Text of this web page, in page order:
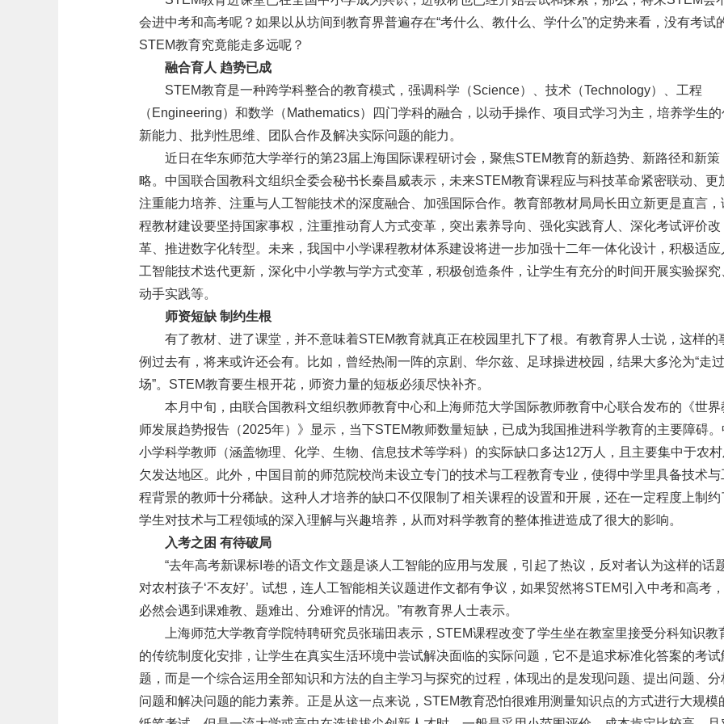
会进中考和高考呢？如果以从坊间到教育界普遍存在“考什么、教什么、学什么”的定势来看，没有考试
STEM教育究竟能走多远呢？
融合育人 趋势已成
STEM教育是一种跨学科整合的教育模式，强调科学（Science）、技术（Technology）、工程
（Engineering）和数学（Mathematics）四门学科的融合，以动手操作、项目式学习为主，培养学生的
新能力、批判性思维、团队合作及解决实际问题的能力。
近日在华东师范大学举行的第23届上海国际课程研讨会，聚焦STEM教育的新趋势、新路径和新策
略。中国联合国教科文组织全委会秘书长秦昌威表示，未来STEM教育课程应与科技革命紧密联动、更
注重能力培养、注重与人工智能技术的深度融合、加强国际合作。教育部教材局局长田立新更是直言，
程教材建设要坚持国家事权，注重推动育人方式变革，突出素养导向、强化实践育人、深化考试评价改
革、推进数字化转型。未来，我国中小学课程教材体系建设将进一步加强十二年一体化设计，积极适应
工智能技术迭代更新，深化中小学教与学方式变革，积极创造条件，让学生有充分的时间开展实验探究
动手实践等。
师资短缺 制约生根
有了教材、进了课堂，并不意味着STEM教育就真正在校园里扎下了根。有教育界人士说，这样的
例过去有，将来或许还会有。比如，曾经热闹一阵的京剧、华尔兹、足球操进校园，结果大多沦为“走过
场”。STEM教育要生根开花，师资力量的短板必须尽快补齐。
本月中旬，由联合国教科文组织教师教育中心和上海师范大学国际教师教育中心联合发布的《世界
师发展趋势报告（2025年）》显示，当下STEM教师数量短缺，已成为我国推进科学教育的主要障碍。
小学科学教师（涵盖物理、化学、生物、信息技术等学科）的实际缺口多达12万人，且主要集中于农
欠发达地区。此外，中国目前的师范院校尚未设立专门的技术与工程教育专业，使得中学里具备技术与
程背景的教师十分稀缺。这种人才培养的缺口不仅限制了相关课程的设置和开展，还在一定程度上制约
学生对技术与工程领域的深入理解与兴趣培养，从而对科学教育的整体推进造成了很大的影响。
入考之困 有待破局
“去年高考新课标I卷的语文作文题是谈人工智能的应用与发展，引起了热议，反对者认为这样的话
对农村孩子‘不友好’。试想，连人工智能相关议题进作文都有争议，如果贸然将STEM引入中考和高考，
必然会遇到课难教、题难出、分难评的情况。”有教育界人士表示。
上海师范大学教育学院特聘研究员张瑞田表示，STEM课程改变了学生坐在教室里接受分科知识教
的传统制度化安排，让学生在真实生活环境中尝试解决面临的实际问题，它不是追求标准化答案的考试
题，而是一个综合运用全部知识和方法的自主学习与探究的过程，体现出的是发现问题、提出问题、分
问题和解决问题的能力素养。正是从这一点来说，STEM教育恐怕很难用测量知识点的方式进行大规模